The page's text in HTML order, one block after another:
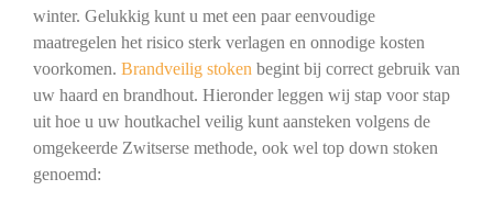
winter. Gelukkig kunt u met een paar eenvoudige
maatregelen het risico sterk verlagen en onnodige kosten
voorkomen. Brandveilig stoken begint bij correct gebruik van
uw haard en brandhout. Hieronder leggen wij stap voor stap
uit hoe u uw houtkachel veilig kunt aansteken volgens de
omgekeerde Zwitserse methode, ook wel top down stoken
genoemd: